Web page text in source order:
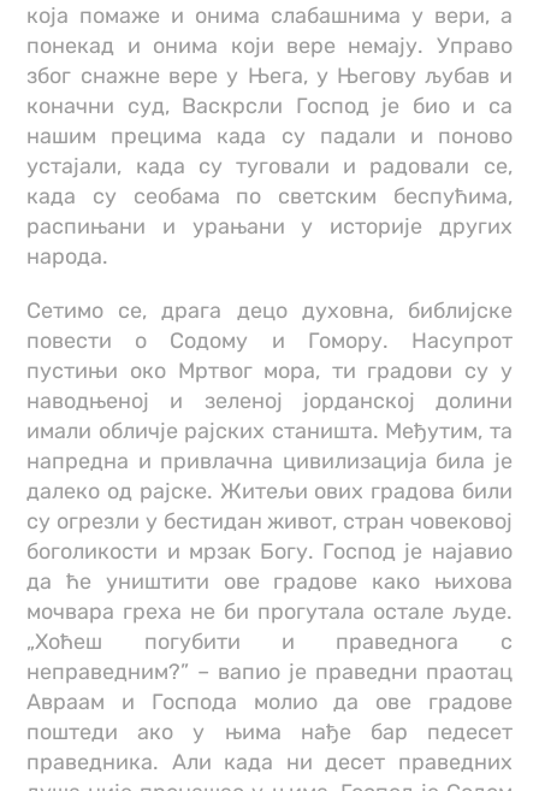
која помаже и онима слабашнима у вери, а
понекад и онима који вере немају. Управо
због снажне вере у Њега, у Његову љубав и
коначни суд, Васкрсли Господ је био и са
нашим прецима када су падали и поново
устајали, када су туговали и радовали се,
када су сеобама по светским беспућима,
распињани и урањани у историје других
народа.
Сетимо се, драга децо духовна, библијске
повести о Содому и Гомору. Насупрот
пустињи око Мртвог мора, ти градови су у
наводњеној и зеленој јорданској долини
имали обличје рајских станишта. Међутим, та
напредна и привлачна цивилизација била је
далеко од рајске. Житељи ових градова били
су огрезли у бестидан живот, стран човековој
боголикости и мрзак Богу. Господ је најавио
да ће уништити ове градове како њихова
мочвара греха не би прогутала остале људе.
„Хоћеш погубити и праведнога с
неправедним?” – вапио је праведни праотац
Авраам и Господа молио да ове градове
поштеди ако у њима нађе бар педесет
праведника. Aли када ни десет праведних